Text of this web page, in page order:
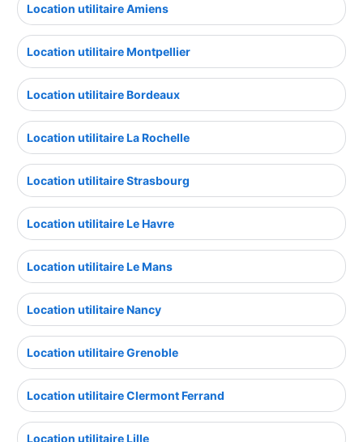
Location utilitaire Amiens
Location utilitaire Montpellier
Location utilitaire Bordeaux
Location utilitaire La Rochelle
Location utilitaire Strasbourg
Location utilitaire Le Havre
Location utilitaire Le Mans
Location utilitaire Nancy
Location utilitaire Grenoble
Location utilitaire Clermont Ferrand
Location utilitaire Lille